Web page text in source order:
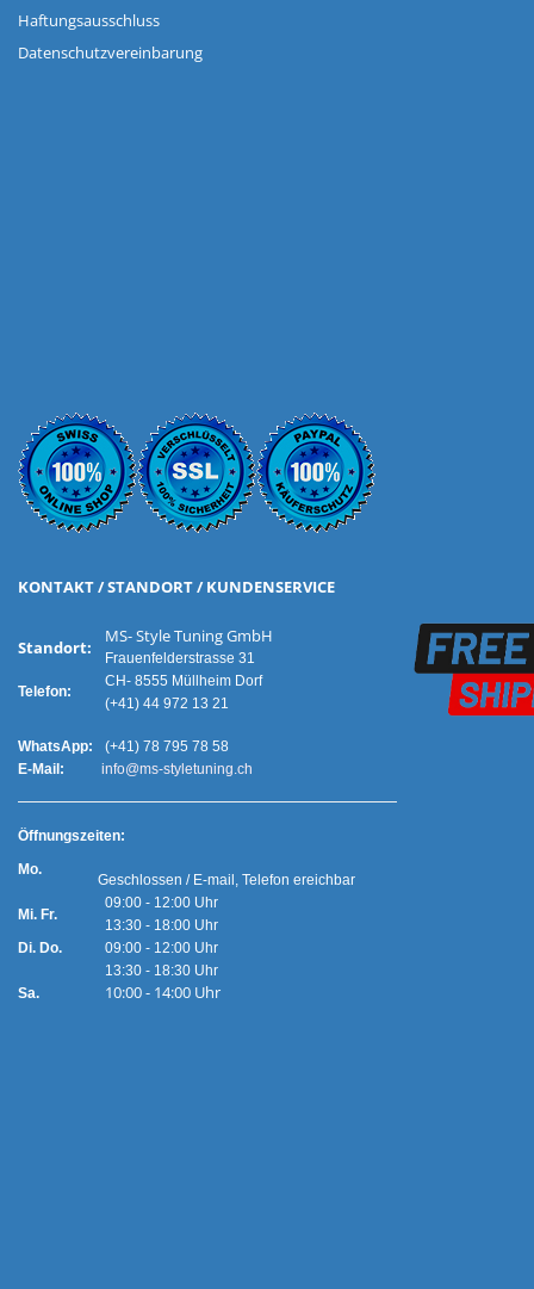
Haftungsausschluss
Datenschutzvereinbarung
KONTAKT / STANDORT / KUNDENSERVICE
Standort:
Telefon:
MS- Style Tuning GmbH
Frauenfelderstrasse 31
CH- 8555 Müllheim Dorf
(+41) 44 972 13 21
WhatsApp:
(+41) 78 795 78 58
E-Mail:
info@ms-styletuning.ch
Öffnungszeiten:
Mo.
Mi. Fr.
Geschlossen / E-mail, Telefon ereichbar
09:00 - 12:00 Uhr
13:30 - 18:00 Uhr
Di. Do.
Sa.
09:00 - 12:00 Uhr
13:30 - 18:30 Uhr
10:00 - 14:00 Uhr